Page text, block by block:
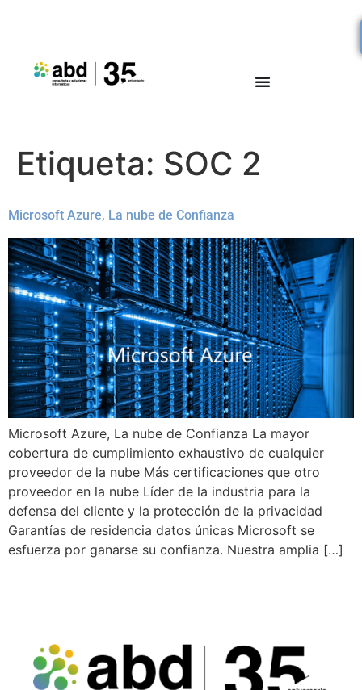
Etiqueta: SOC 2
Microsoft Azure, La nube de Confianza
Microsoft Azure, La nube de Confianza La mayor
cobertura de cumplimiento exhaustivo de cualquier
proveedor de la nube Más certificaciones que otro
proveedor en la nube Líder de la industria para la
defensa del cliente y la protección de la privacidad
Garantías de residencia datos únicas Microsoft se
esfuerza por ganarse su confianza. Nuestra amplia […]